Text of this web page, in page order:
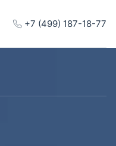
+7 (499) 187-18-77